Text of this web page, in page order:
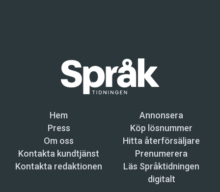
Hem
Annonsera
Press
Köp lösnummer
Om oss
Hitta återförsäljare
Kontakta kundtjänst
Prenumerera
Kontakta redaktionen
Läs Språktidningen
digitalt